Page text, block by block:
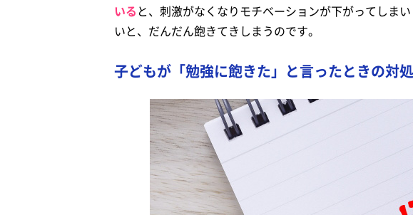
いる と、刺激がなくなりモチベーションが下がってしま
いと、だんだん飽きてきしまうのです。
子どもが「勉強に飽きた」と言ったときの対